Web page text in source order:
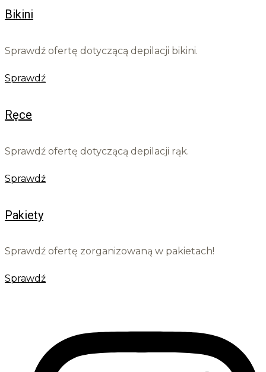
Bikini
Sprawdź ofertę dotyczącą depilacji bikini.
Sprawdź
Ręce
Sprawdź ofertę dotyczącą depilacji rąk.
Sprawdź
Pakiety
Sprawdź ofertę zorganizowaną w pakietach!
Sprawdź